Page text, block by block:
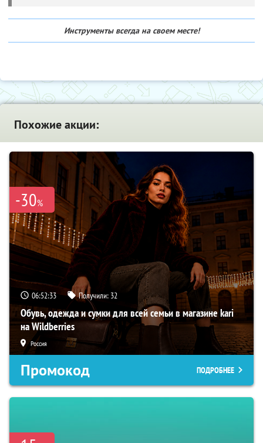
Инструменты всегда на своем месте!
Похожие акции:
-30%
06:52:32 Получили: 32
Обувь, одежда и сумки для всей семьи в магазине kari
на Wildberries
Россия
Промокод ПОДРОБНЕЕ